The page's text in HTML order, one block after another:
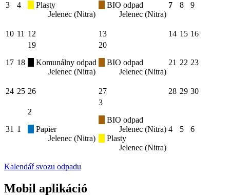
3 4
Plasty
Jelenec (Nitra)
BIO odpad
Jelenec (Nitra)
7 8 9
10 11 12 13 14 15 16
17 18
19
Komunálny odpad
Jelenec (Nitra)
20
BIO odpad
Jelenec (Nitra)
21 22 23
24 25 26 27 28 29 30
31 1
2
Papier
Jelenec (Nitra)
3
BIO odpad
Jelenec (Nitra)
Plasty
Jelenec (Nitra)
4 5 6
Kalendář svozu odpadu
Mobil aplikáció